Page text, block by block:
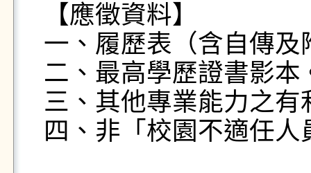
【應徵資料】
一、履歷表（含自傳及
二、最高學歷證書影本
三、其他專業能力之
四、非「校園不適任人